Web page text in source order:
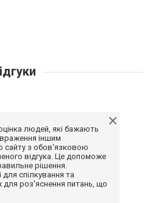
людей, які бажають
іншим
сайту з обов'язковою
відгука. Це допоможе
рішення.
спілкування та
для роз'яснення питань, що